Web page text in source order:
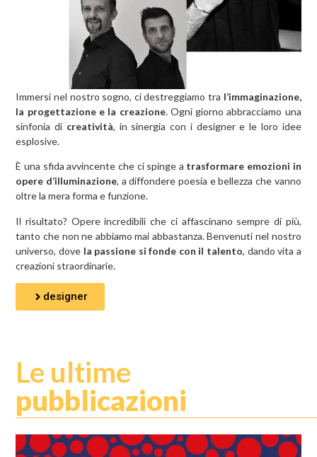
Immersi nel nostro sogno, ci destreggiamo tra l’immaginazione,
la progettazione e la creazione. Ogni giorno abbracciamo una
sinfonia di creatività, in sinergia con i designer e le loro idee
esplosive.
È una sfida avvincente che ci spinge a trasformare emozioni in
opere d’illuminazione, a diffondere poesia e bellezza che vanno
oltre la mera forma e funzione.
Il risultato? Opere incredibili che ci affascinano sempre di più,
tanto che non ne abbiamo mai abbastanza. Benvenuti nel nostro
universo, dove la passione si fonde con il talento, dando vita a
creazioni straordinarie.
designer
Le ultime
pubblicazioni